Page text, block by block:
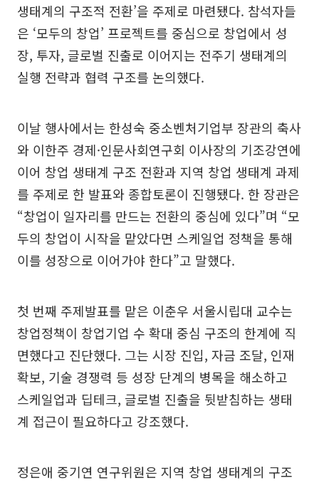
생태계의 구조적 전환’을 주제로 마련됐다. 참석자들
은 ‘모두의 창업’ 프로젝트를 중심으로 창업에서 성
장, 투자, 글로벌 진출로 이어지는 전주기 생태계의
실행 전략과 협력 구조를 논의했다.
이날 행사에서는 한성숙 중소벤처기업부 장관의 축사
와 이한주 경제·인문사회연구회 이사장의 기조강연에
이어 창업 생태계 구조 전환과 지역 창업 생태계 과제
를 주제로 한 발표와 종합토론이 진행됐다. 한 장관은
“창업이 일자리를 만드는 전환의 중심에 있다”며 “모
두의 창업이 시작을 맡았다면 스케일업 정책을 통해
이를 성장으로 이어가야 한다”고 말했다.
첫 번째 주제발표를 맡은 이춘우 서울시립대 교수는
창업정책이 창업기업 수 확대 중심 구조의 한계에 직
면했다고 진단했다. 그는 시장 진입, 자금 조달, 인재
확보, 기술 경쟁력 등 성장 단계의 병목을 해소하고
스케일업과 딥테크, 글로벌 진출을 뒷받침하는 생태
계 접근이 필요하다고 강조했다.
정은애 중기연 연구위원은 지역 창업 생태계의 구조